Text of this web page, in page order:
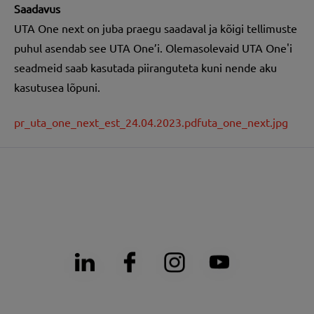
Saadavus
UTA One next on juba praegu saadaval ja kõigi tellimuste
puhul asendab see UTA One’i. Olemasolevaid UTA One'i
seadmeid saab kasutada piiranguteta kuni nende aku
kasutusea lõpuni.
pr_uta_one_next_est_24.04.2023.pdfuta_one_next.jpg